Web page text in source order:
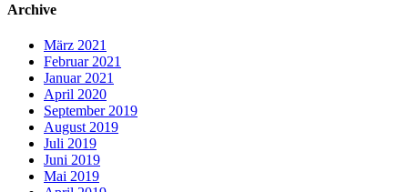
Archive
März 2021
Februar 2021
Januar 2021
April 2020
September 2019
August 2019
Juli 2019
Juni 2019
Mai 2019